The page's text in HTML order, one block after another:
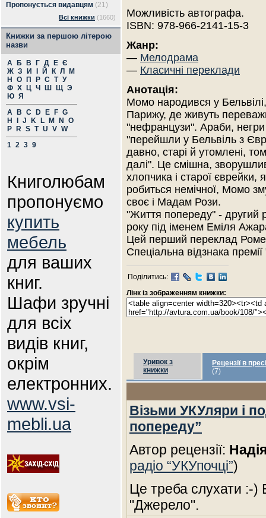
Пропонується видавцям (21)
Всі книжки (1660)
Книжки за першою літерою
назви
А Б В Г Д Е Є
Ж З И Й К Л
М
Н
О П Р С Т У
Ф Х Ц Ч Ш Щ Э
Ю Я
A
B C D E F G
H
J K L M N
O
P
R S T U V W
1 2 3 9
Книголюбам
пропонуємо
купить
мебель
для ваших
книг.
Шафи зручні
для всіх
видів книг,
окрім
електронних.
www.vsi-
mebli.ua
Можливість автографа.
ISBN: 978-966-2141-15-3
Жанр:
— Мелодрама
— Класичні переклади
Анотація:
Момо народився у Бельвілі,
Парижу, де живуть
"нефранцузи". Араби, негри
"перейшли у Бельвіль з
давно, старі й утомлені,
далі". Це смішна,
хлопчика і старої єврейки,
робиться немічної, Момо
своє і Мадам Рози.
"Життя попереду" - другий
року під іменем Еміля
Цей перший переклад
Спеціальна відзнака
Поділитись:
Лінк із зображенням книжки:
Уривок з
книжки
Рецензії в пресі
(7)
Візьми УКУляри і
попереду”
Автор рецензії:
радіо “УКУпочці”)
Це треба слухати :-)
"Джерело".